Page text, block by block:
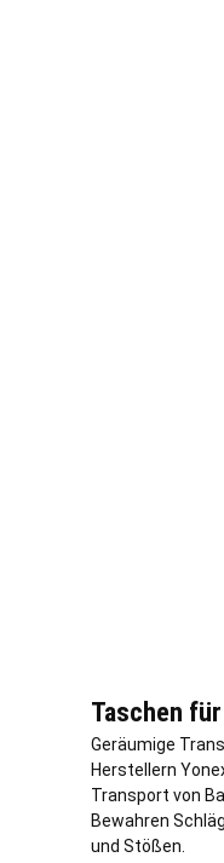
Taschen
Geräumige
Herstellern
Transport von
Bewahren
und Stößen.